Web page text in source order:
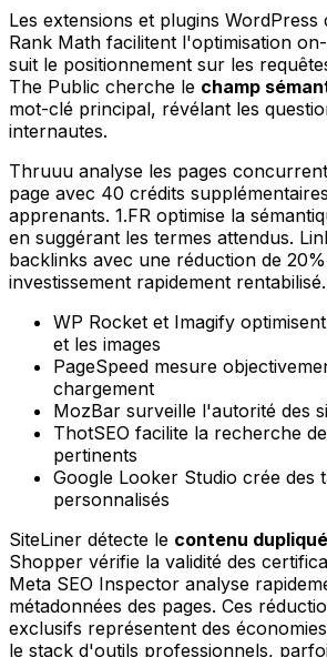
Les extensions et plugins WordPress
Rank Math facilitent l'optimisation
suit le positionnement sur les
The Public cherche le champ
mot-clé principal, révélant les
internautes.
Thruuu analyse les pages
page avec 40 crédits
apprenants. 1.FR optimise la
en suggérant les termes attendus.
backlinks avec une réduction de
investissement rapidement rentabilisé.
WP Rocket et Imagify
et les images
PageSpeed mesure
chargement
MozBar surveille l'autorité des
ThotSEO facilite la recherche
pertinents
Google Looker Studio crée des
personnalisés
SiteLiner détecte le contenu dupliqué
Shopper vérifie la validité des
Meta SEO Inspector analyse
métadonnées des pages. Ces
exclusifs représentent des
le stack d'outils professionnels,